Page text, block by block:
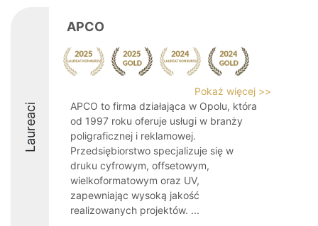
Laureaci
APCO
Pokaż więcej >>
APCO to firma działająca w Opolu, która
od 1997 roku oferuje usługi w branży
poligraficznej i reklamowej.
Przedsiębiorstwo specjalizuje się w
druku cyfrowym, offsetowym,
wielkoformatowym oraz UV,
zapewniając wysoką jakość
realizowanych projektów. ...